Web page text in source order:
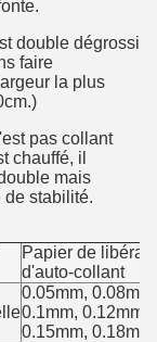
double dégrossi
faire
la plus
pas collant
chauffé, il
mais
de stabilité.
Papier de
d'auto-collant
0.05mm, 0.08mm,
0.1mm, 0.12mm,
0.15mm, 0.18mm